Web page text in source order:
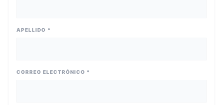
APELLIDO *
CORREO ELECTRÓNICO *